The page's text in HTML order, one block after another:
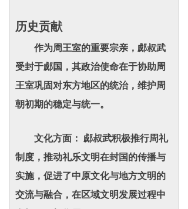
历史贡献
作为周王室的重要宗亲，郕叔武
受封于郕国，其政治使命在于协助周
王室巩固对东方地区的统治，维护周
朝初期的稳定与统一。
文化方面： 郕叔武积极推行周礼
制度，推动礼乐文明在封国的传播与
实施，促进了中原文化与地方文明的
交流与融合，在区域文明发展过程中